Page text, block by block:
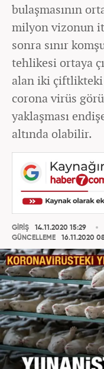
bulaşmasının
milyon vizonun
sonra sınır
tehlikesi ortaya
alan iki çiftlikteki
corona virüs
yaklaşması
altında olabilir.
GİRİŞ
14.11.2020 15:29
GÜNCELLEME
16.11.2020